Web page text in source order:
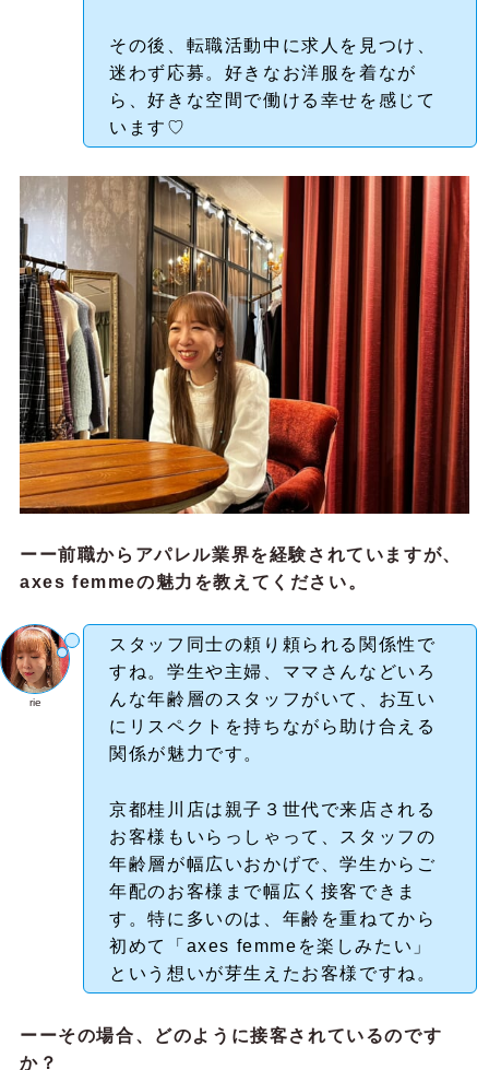
その後、転職活動中に求人を見つけ、
迷わず応募。好きなお洋服を着なが
ら、好きな空間で働ける幸せを感じて
います♡
ーー前職からアパレル業界を経験されていますが、
axes femmeの魅力を教えてください。
rie
スタッフ同士の頼り頼られる関係性で
すね。学生や主婦、ママさんなどいろ
んな年齢層のスタッフがいて、お互い
にリスペクトを持ちながら助け合える
関係が魅力です。
京都桂川店は親子３世代で来店される
お客様もいらっしゃって、スタッフの
年齢層が幅広いおかげで、学生からご
年配のお客様まで幅広く接客できま
す。特に多いのは、年齢を重ねてから
初めて「axes femmeを楽しみたい」
という想いが芽生えたお客様ですね。
ーーその場合、どのように接客されているのです
か？